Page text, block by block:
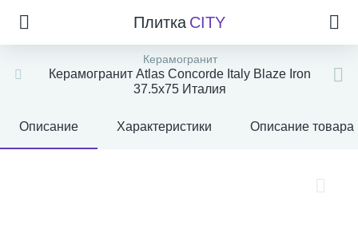
Плитка CITY
Керамогранит
Керамогранит Atlas Concorde Italy Blaze Iron
37.5x75 Италия
Описание Характеристики Описание товара